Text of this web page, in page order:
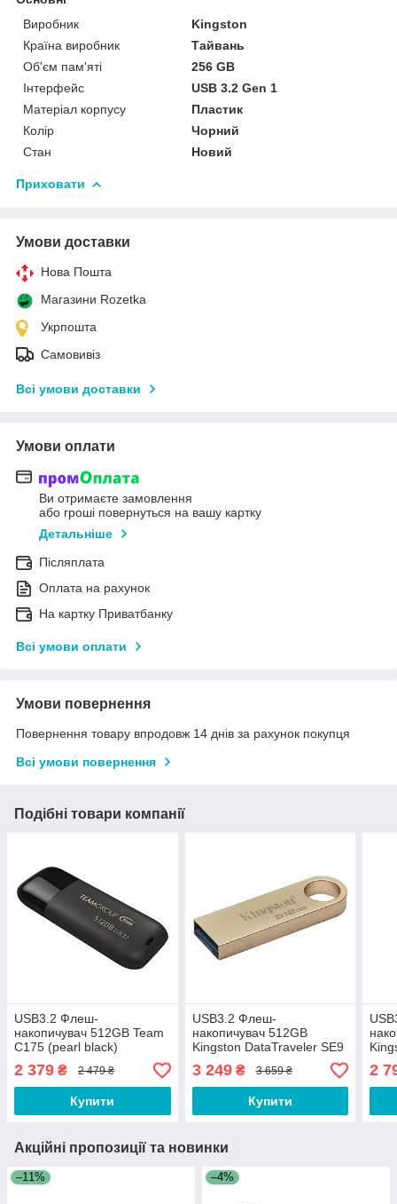
Виробник
Kingston
Країна виробник
Тайвань
Об'єм пам'яті
256 GB
Інтерфейс
USB 3.2 Gen 1
Матеріал корпусу
Пластик
Колір
Чорний
Стан
Новий
Приховати
Умови доставки
Нова Пошта
Магазини Rozetka
Укрпошта
Самовивіз
Всі умови доставки
Умови оплати
Ви отримаєте замовлення
або гроші повернуться на вашу картку
Детальніше
Післяплата
Оплата на рахунок
На картку Приватбанку
Всі умови оплати
Умови повернення
Повернення товару впродовж 14 днів за рахунок покупця
Всі умови повернення
Подібні товари компанії
USB3.2 Флеш-
накопичувач 512GB Team
C175 (pearl black)
2 379 ₴ 2 479 ₴
Купити
USB3.2 Флеш-
накопичувач 512GB
Kingston DataTraveler SE9
3 249₴ 3 659 ₴
Купити
2
Акційні пропозиції та новинки
–11% –4%